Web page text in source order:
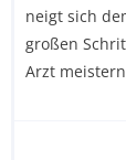
neigt sich
großen
Arzt